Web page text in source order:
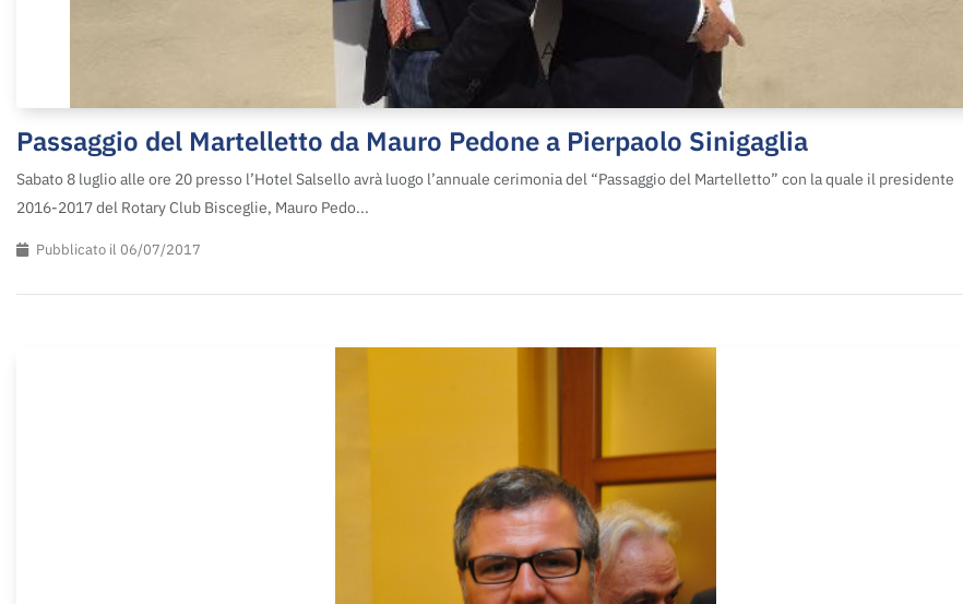
Passaggio del Martelletto da Mauro Pedone a Pierpaolo Sinigaglia
Sabato 8 luglio alle ore 20 presso l’Hotel Salsello avrà luogo l’annuale cerimonia del “Passaggio del Martelletto” con la quale il presidente
2016-2017 del Rotary Club Bisceglie, Mauro Pedo...
Pubblicato il 06/07/2017